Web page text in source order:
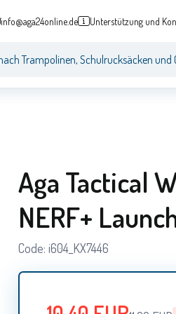
info@aga24online.de Unterstützung und
Aga Tactical
NERF+
Code: i604_KX7446